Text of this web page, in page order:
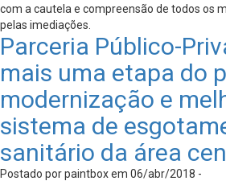
com a cautela e compreensão de todos os
pelas imediações.
Parceria Público-
mais uma etapa do
modernização e
sistema de
sanitário da área
Postado por paintbox em 06/abr/2018 -